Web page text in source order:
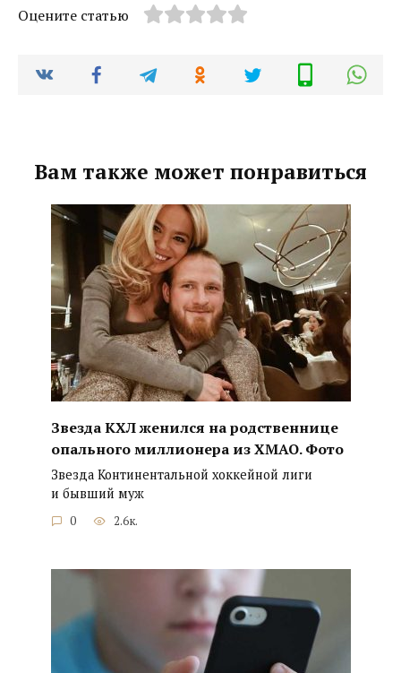
Оцените статью
Вам также может понравиться
Звезда КХЛ женился на родственнице
опального миллионера из ХМАО. Фото
Звезда Континентальной хоккейной лиги
и бывший муж
0 2.6к.